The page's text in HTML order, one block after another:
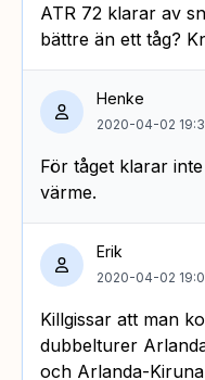
ATR 72 klarar av
bättre än ett tåg?
Henke
2020-04-02
För tåget klarar
värme.
Erik
2020-04-02
Killgissar att man
dubbelturer
och Arlanda-